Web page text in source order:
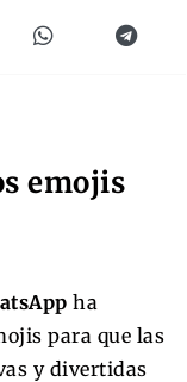
emojis
ha
para que las
y divertidas